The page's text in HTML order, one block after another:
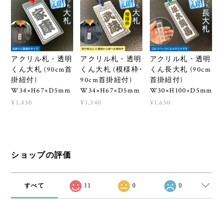
アクリル札・透明
くん大札 (90cm首
掛紐付)
W34×H67×D5mm
¥1,430
アクリル札・透明
くん大札 (模様枠･
90cm首掛紐付)
W34×H67×D5mm
¥1,540
アクリル札・透明
くん長大札 (90cm
首掛紐付)
W30×H100×D5mm
¥1,650
ショップの評価
すべて 11 0 0